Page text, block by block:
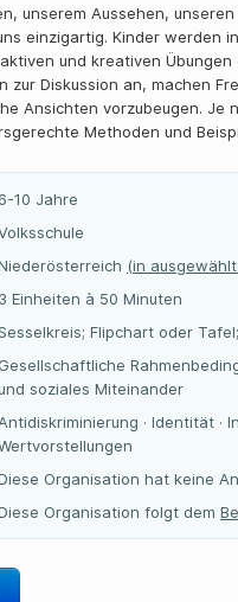
unserem Aussehen,
einzigartig. Kinder werden
und kreativen
zur Diskussion an, machen
Ansichten vorzubeugen. Je
Methoden und
6-10 Jahre
(in
3 Einheiten à 50 Minuten
Flipchart oder
Gesellschaftliche
soziales Miteinander
Antidiskriminierung · Identität ·
Organisation hat keine
Organisation folgt dem